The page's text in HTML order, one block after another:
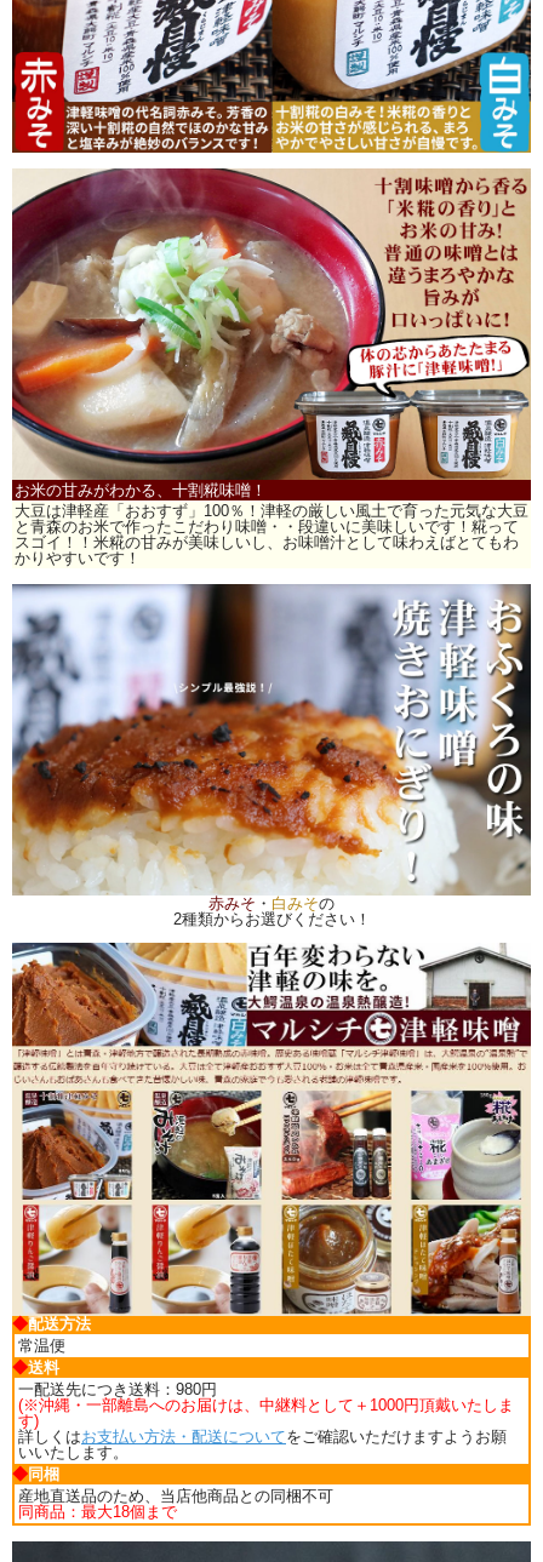
お米の甘みがわかる、十割糀味噌！
大豆は津軽産「おおすず」100％！津軽の厳しい風土で育った元気な大豆
と青森のお米で作ったこだわり味噌・・段違いに美味しいです！糀って
スゴイ！！米糀の甘みが美味しいし、お味噌汁として味わえばとてもわ
かりやすいです！
赤みそ ・ 白みその
2種類からお選びください！
◆配送方法
常温便
◆送料
一配送先につき送料：980円
(※沖縄・一部離島へのお届けは、中継料として＋1000円頂戴いたしま
す)
詳しくはお支払い方法・配送についてをご確認いただけますようお願
いいたします。
◆同梱
産地直送品のため、当店他商品との同梱不可
同商品：最大18個まで